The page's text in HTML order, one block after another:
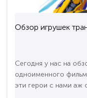
Обзор игрушек
Сегодня у нас на
одноименного
эти герои с нами аж